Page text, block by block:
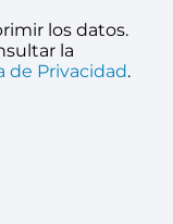
los datos.
la
de Privacidad.